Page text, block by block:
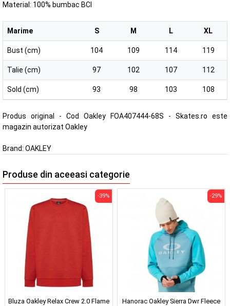
Material: 100% bumbac BCI
Marime S M L XL
Bust (cm) 104 109 114 119
Talie (cm) 97 102 107 112
Sold (cm) 93 98 103 108
Produs original - Cod Oakley FOA407444-68S - Skates.ro este
magazin autorizat Oakley
Brand: OAKLEY
Produse din aceeasi categorie
Bluza Oakley Relax Crew 2.0 Flame
-39%
Hanorac Oakley Sierra Dwr Fleece
-29%